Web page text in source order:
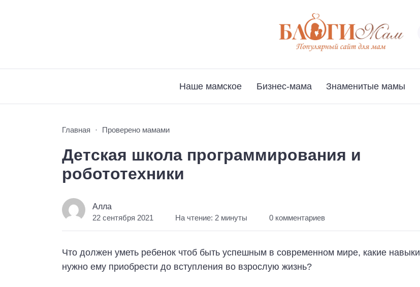
Наше мамское Бизнес-мама Знаменитые мамы
Главная Проверено мамами
Детская школа программирования и
робототехники
Алла
22 сентября 2021 На чтение: 2 минуты 0 комментариев
Что должен уметь ребенок чтоб быть успешным в современном мире, какие навыки
нужно ему приобрести до вступления во взрослую жизнь?